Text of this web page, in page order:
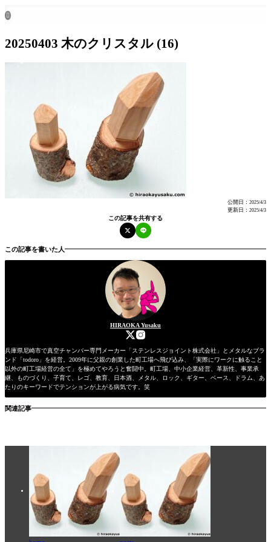

20250403 木のクリスタル (16)
公開日： 2025/4/3
更新日： 2025/4/3
この記事を共有する
この記事を書いた人
HIRAOKA Yusaku
兵庫県尼崎市で真空チャンバー専門メーカー「ステンレスジョイント株式会社」とメタルなブラ
ンド「todoro」を経営。2009年に父親の創業した町工場へ飛び込み、「実際にワークに触ること
以外の町工場経営の全て」を極めてやろうと奮闘中。町工場、中小企業経営、革新性、事業承
継、ものづくり、子育て、レゴ、教育、日本酒、メタル、ロック、ギター、ベース、ドラム、あ
たりのキーワードでテンションが上がる病気です。笑
関連記事